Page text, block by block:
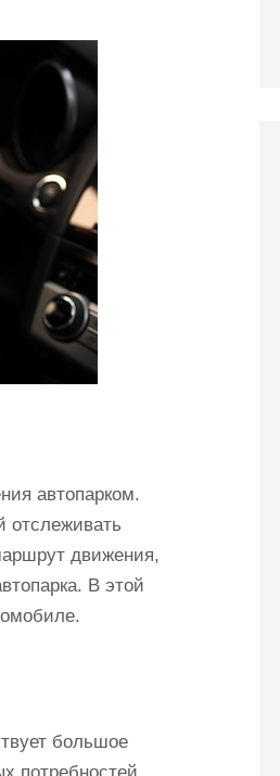
автопарком.
отслеживать
движения,
В этой
большое